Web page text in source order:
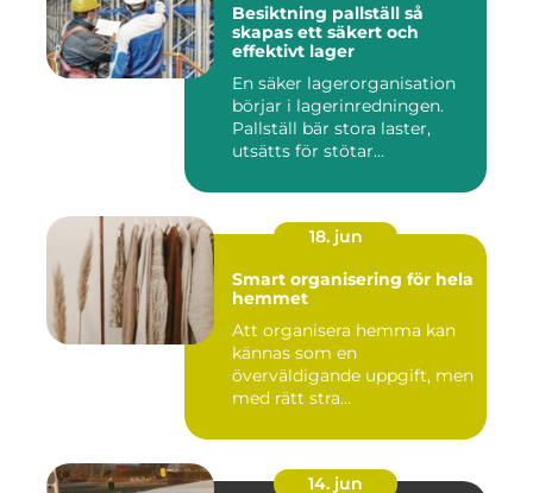
Besiktning pallställ så
skapas ett säkert och
effektivt lager
En säker lagerorganisation
börjar i lagerinredningen.
Pallställ bär stora laster,
utsätts för stötar...
18. jun
Smart organisering för hela
hemmet
Att organisera hemma kan
kännas som en
överväldigande uppgift, men
med rätt stra...
14. jun